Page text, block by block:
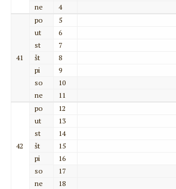
ne
4
41
po
5
ut
6
st
7
št
8
pi
9
so
10
ne
11
42
po
12
ut
13
st
14
št
15
pi
16
so
17
ne
18